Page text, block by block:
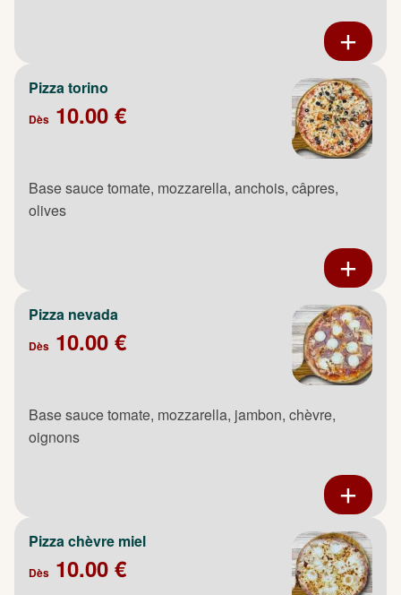
Pizza torino
Dès 10.00 €
Base sauce tomate, mozzarella, anchois, câpres,
olives
Pizza nevada
Dès 10.00 €
Base sauce tomate, mozzarella, jambon, chèvre,
oignons
Pizza chèvre miel
Dès 10.00 €